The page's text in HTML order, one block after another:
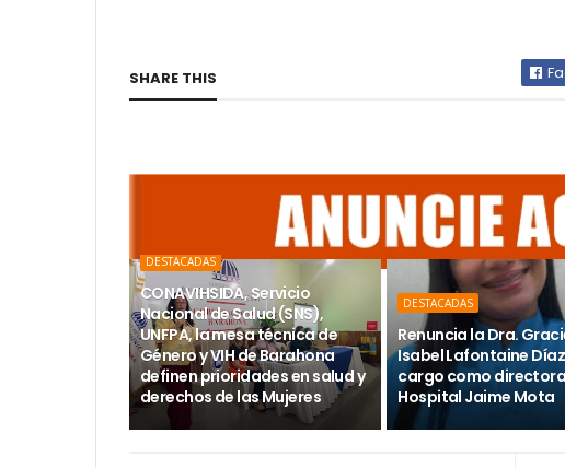
SHARE THIS
DESTACADAS
CONAVIHSIDA, Servicio
Nacional de Salud (SNS),
UNFPA, la mesa técnica de
Género y VIH de Barahona
definen prioridades en salud y
derechos de las Mujeres
DESTACADAS
Renuncia la Dra.
Isabel Lafontaine
cargo como
Hospital Jaime Mota